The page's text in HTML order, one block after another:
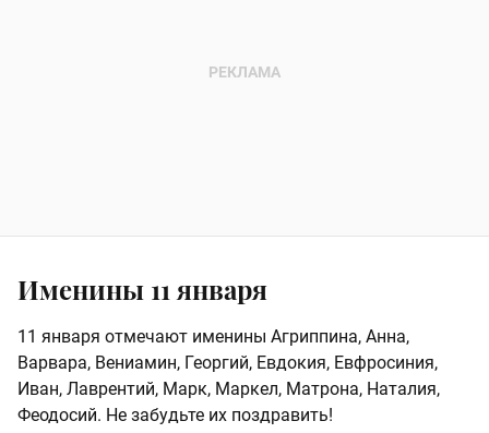
Именины 11 января
11 января отмечают именины Агриппина, Анна,
Варвара, Вениамин, Георгий, Евдокия, Евфросиния,
Иван, Лаврентий, Марк, Маркел, Матрона, Наталия,
Феодосий. Не забудьте их поздравить!